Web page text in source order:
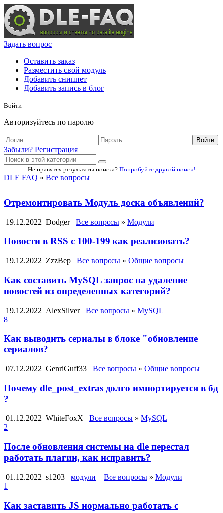
Задать вопрос
Оставить заказ
Разместить свой модуль
Добавить сниппет
Добавить запись в блог
Войти
Авторизуйтесь по паролю
Войти
Забыли? Регистрация
Не нравятся результаты поиска? Попробуйте другой поиск!
DLE FAQ » Все вопросы
Отремонтировать Модуль доска объявлений?
19.12.2022 Dodger Все вопросы » Модули
Новости в RSS с 100-199 как реализовать?
19.12.2022 ZzzBep Все вопросы » Общие вопросы
Как составить MySQL запрос на удаление
новостей из определенных категорий?
19.12.2022 AlexSilver Все вопросы » MySQL
8
Как выводить сериалы в блоке "обновление
сериалов?
07.12.2022 GenriGuff33 Все вопросы » Общие вопросы
Почему dle_post_extras долго импортируется в бд
?
01.12.2022 WhiteFoxX Все вопросы » MySQL
2
После обновления системы на dle перестал
работать плагин, как исправить?
01.12.2022 s1203 модули Все вопросы » Модули
1
Как заставить JS нормально работать с